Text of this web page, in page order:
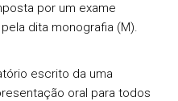
por um exame
dita monografia (M).
escrito da uma
oral para todos